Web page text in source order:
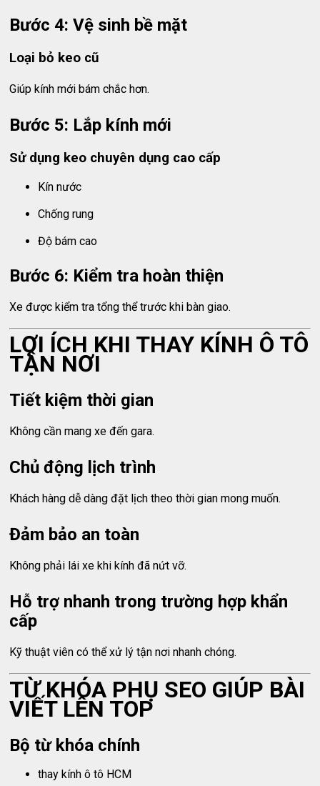
Bước 4: Vệ sinh bề mặt
Loại bỏ keo cũ
Giúp kính mới bám chắc hơn.
Bước 5: Lắp kính mới
Sử dụng keo chuyên dụng cao cấp
Kín nước
Chống rung
Độ bám cao
Bước 6: Kiểm tra hoàn thiện
Xe được kiểm tra tổng thể trước khi bàn giao.
LỢI ÍCH KHI THAY KÍNH Ô TÔ
TẬN NƠI
Tiết kiệm thời gian
Không cần mang xe đến gara.
Chủ động lịch trình
Khách hàng dễ dàng đặt lịch theo thời gian mong muốn.
Đảm bảo an toàn
Không phải lái xe khi kính đã nứt vỡ.
Hỗ trợ nhanh trong trường hợp khẩn
cấp
Kỹ thuật viên có thể xử lý tận nơi nhanh chóng.
TỪ KHÓA PHỤ SEO GIÚP BÀI
VIẾT LÊN TOP
Bộ từ khóa chính
thay kính ô tô HCM